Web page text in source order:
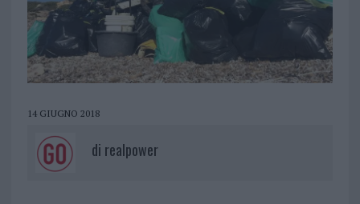
14 GIUGNO 2018
di realpower